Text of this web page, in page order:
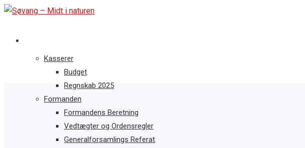
Kasserer
Budget
Regnskab 2025
Formanden
Formandens Beretning
Vedtægter og Ordensregler
Generalforsamlings Referat